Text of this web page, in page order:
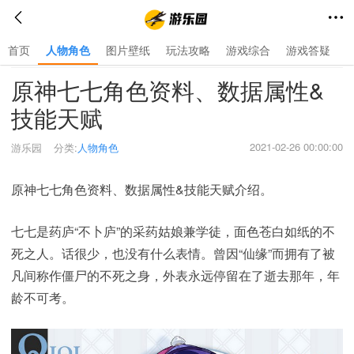
首页 人物角色 图片壁纸 玩法攻略 游戏综合 游戏答疑
首页 人物角色>
原神七七角色资料、数据属性&
技能天赋
游乐园 2021-02-26 00:00:00
分类:人物角色
原神七七角色资料、数据属性&技能天赋介绍。
七七是药庐“不卜庐”的采药姑娘兼学徒，面色苍白如纸的不
死之人。话很少，也没有什么表情。曾因“仙缘”而拥有了被
凡间称作僵尸的不死之身，外表永远停留在了逝去那年，年
龄不可考。